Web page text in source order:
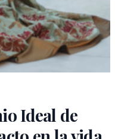
Ideal de